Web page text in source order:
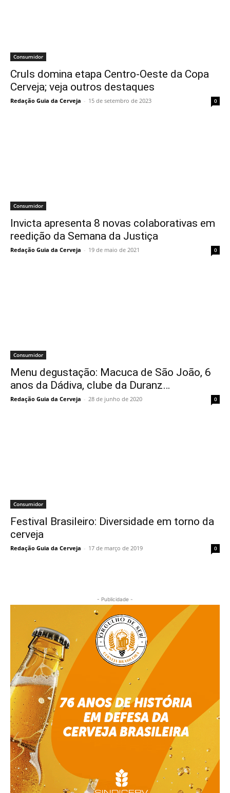
Consumidor
Cruls domina etapa Centro-Oeste da Copa
Cerveja; veja outros destaques
Redação Guia da Cerveja - 15 de setembro de 2023 0
Consumidor
Invicta apresenta 8 novas colaborativas em
reedição da Semana da Justiça
Redação Guia da Cerveja - 19 de maio de 2021 0
Consumidor
Menu degustação: Macuca de São João, 6
anos da Dádiva, clube da Duranz…
Redação Guia da Cerveja - 28 de junho de 2020 0
Consumidor
Festival Brasileiro: Diversidade em torno da
cerveja
Redação Guia da Cerveja - 17 de março de 2019 0
- Publicidade -